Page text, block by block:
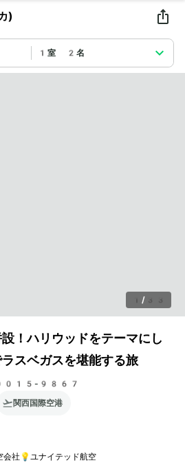
)
1室 2名
1 / 33
！ハリウッドをテーマにし
スベガスを堪能する旅
0015-9867
関西国際空港
会社💡ユナイテッド航空